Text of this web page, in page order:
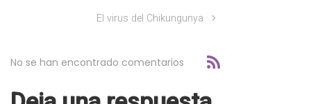
El virus del Chikungunya
No se han encontrado comentarios